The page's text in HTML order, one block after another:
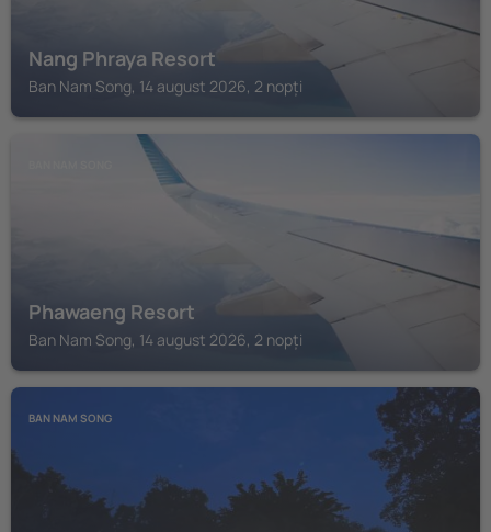
Nang Phraya Resort
Ban Nam Song, 14 august 2026, 2 nopți
Phawaeng Resort
Ban Nam Song, 14 august 2026, 2 nopți
BAN NAM SONG